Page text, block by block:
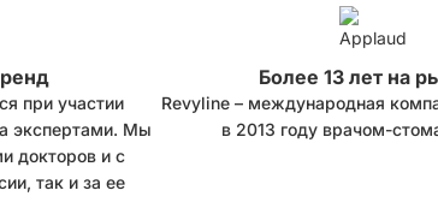
при участии
экспертами. Мы
докторов и с
так и за ее
Более 13 лет на
Revyline – международная
в 2013 году врачом-